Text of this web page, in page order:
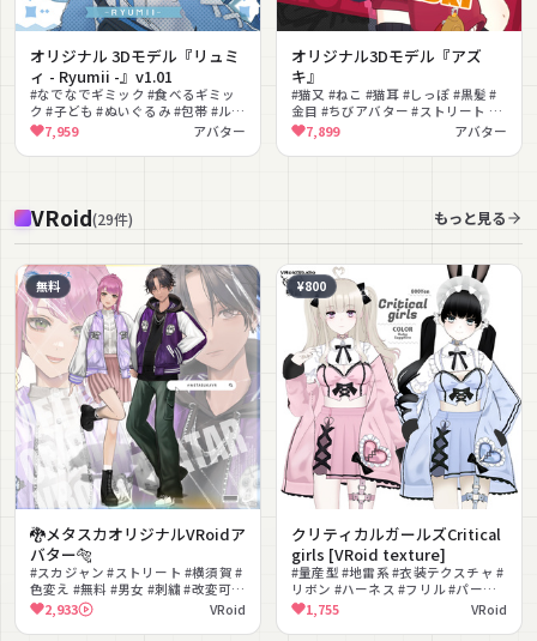
オリジナル 3Dモデル『リュミ
ィ - Ryumii -』v1.01
#なでなでギミック #食べるギミッ
ク #子ども #ぬいぐるみ #包帯 #ルー
ズソックス #サンダル #インナーカ
ラー #もちふぃった〜対応 #もちふ
ぃった～対応
7,959 アバター
オリジナル3Dモデル『アズ
キ』
#猫又 #ねこ #猫耳 #しっぽ #黒髪 #
金目 #ちびアバター #ストリート #
パーカー #食べるギミック
7,899 アバター
VRoid(29件) もっと見る
無料
🐉メタスカオリジナルVRoidア
バター🐅
#スカジャン #ストリート #横須賀 #
色変え #無料 #男女 #刺繍 #改変可能
#VRM対応
2,933 VRoid
¥800
クリティカルガールズCritical
girls [VRoid texture]
#量産型 #地雷系 #衣装テクスチャ #
リボン #ハーネス #フリル #パーカ
ー #病みかわいい
1,755 VRoid